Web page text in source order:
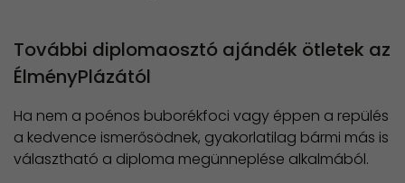
További diplomaosztó ajándék ötletek az
ÉlményPlázától
Ha nem a poénos buborékfoci vagy éppen a repülés
a kedvence ismerősödnek, gyakorlatilag bármi más is
választható a diploma megünneplése alkalmából.